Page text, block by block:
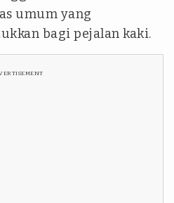
umum yang
bagi pejalan kaki.